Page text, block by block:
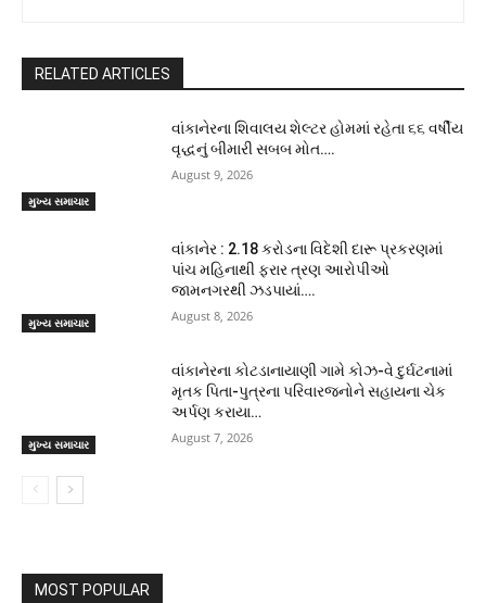
RELATED ARTICLES
મુખ્ય સમાચાર
વાંકાનેરના શિવાલય શેલ્ટર હોમમાં રહેતા ૬૬ વર્ષીય
વૃદ્ધનું બીમારી સબબ મોત….
August 9, 2026
મુખ્ય સમાચાર
વાંકાનેર : 2.18 કરોડના વિદેશી દારૂ પ્રકરણમાં
પાંચ મહિનાથી ફરાર ત્રણ આરોપીઓ
જામનગરથી ઝડપાયાં….
August 8, 2026
મુખ્ય સમાચાર
વાંકાનેરના કોટડાનાયાણી ગામે કોઝ-વે દુર્ઘટનામાં
મૃતક પિતા-પુત્રના પરિવારજનોને સહાયના ચેક
અર્પણ કરાયા…
August 7, 2026
MOST POPULAR